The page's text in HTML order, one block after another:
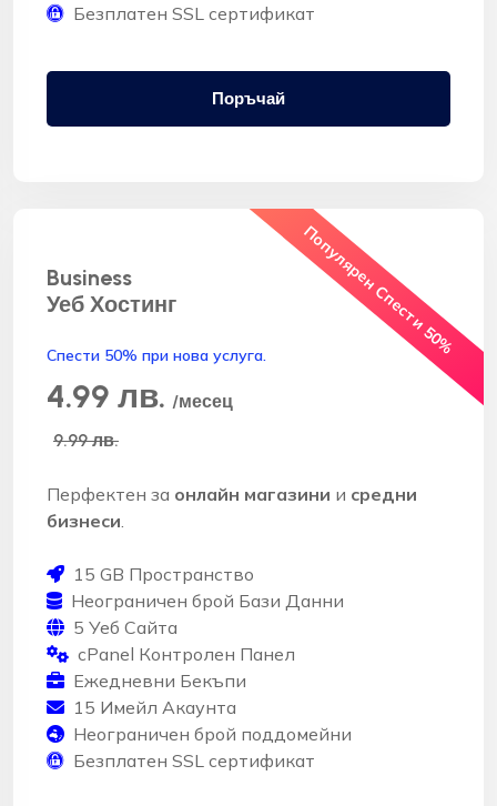
Безплатен SSL сертификат
Поръчай
Business
Уеб Хостинг
Популярен Спести 50%
Спести 50% при нова услуга.
4.99 лв. /месец
9.99 лв.
Перфектен за онлайн магазини и средни
бизнеси
15 GB Пространство
Неограничен брой Бази Данни
5 Уеб Сайта
cPanel Контролен Панел
Ежедневни Бекъпи
15 Имейл Акаунта
Неограничен брой поддомейни
Безплатен SSL сертификат